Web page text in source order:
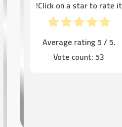
Click on a star to rate it!
Average rating5/ 5.
Vote count:53